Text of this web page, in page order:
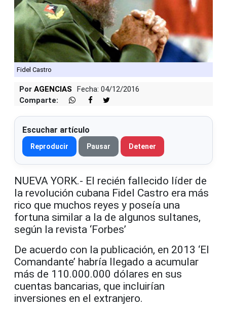
Fidel Castro
Por AGENCIAS
Fecha: 04/12/2016
Comparte:
Escuchar artículo
Reproducir Pausar Detener
NUEVA YORK.- El recién fallecido líder de
la revolución cubana Fidel Castro era más
rico que muchos reyes y poseía una
fortuna similar a la de algunos sultanes,
según la revista ‘Forbes’
De acuerdo con la publicación, en 2013 ‘El
Comandante’ habría llegado a acumular
más de 110.000.000 dólares en sus
cuentas bancarias, que incluirían
inversiones en el extranjero.